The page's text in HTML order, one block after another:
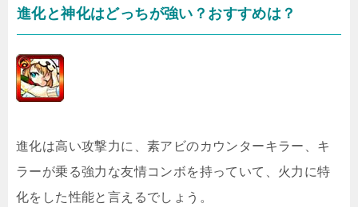
進化と神化はどっちが強い？おすすめは？
進化は高い攻撃力に、素アビのカウンターキラー、キ
ラーが乗る強力な友情コンボを持っていて、火力に特
化をした性能と言えるでしょう。